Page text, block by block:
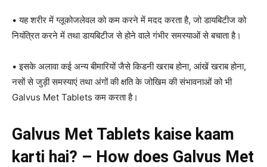
• यह शरीर में ग्लूकोजलेवल को कम करने में मदद करता है, जो डायबिटीज को
नियंत्रित करने में तथा डायबिटीज से होने वाले गंभीर समस्याओं से बचाता है।
• इसके अलावा कई अन्य बीमारियों जैसे किडनी खराब होना, आंखें खराब होना,
नसों से जुड़ी समस्याएं तथा अंगों की क्षति के जोखिम की संभावनाओं को भी
Galvus Met Tablets कम करता है।
Galvus Met Tablets kaise kaam
karti hai? – How does Galvus Met